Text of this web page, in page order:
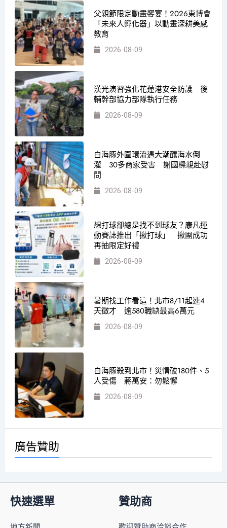
父親節限定動畫饗宴！2026東博會
「未來人孵化器」以動畫深耕美感
教育
2026-08-09
漢光演習強化花蓮港安全防護 後
輔幹部協力部隊執行任務
2026-08-09
白海豚外圍環流遇大潮釀海水倒
灌 30多商家受害 謝國樑親赴慰
問
2026-08-09
想打球卻總是找不到球友？康凡運
動賽誌推出「揪打球」 揪團成功
再抽限定好禮
2026-08-09
暑期找工作看這！北市8/11起連4
天徵才 逾580職缺最高6萬元
2026-08-09
白海豚殺到北市！災情破180件、5
人受傷 蔣萬安：勿鬆懈
2026-08-09
廣告贊助
快速選單 贊助商